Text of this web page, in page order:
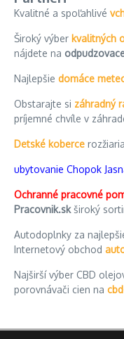
Kvalitné a spoľahlivé
Široký výber kvalitných
nájdete na
Najlepšie domáce
Obstarajte si záhradný
príjemné chvíle v
Detské koberce
ubytovanie Chopok
Ochranné pracovné
Pracovnik.skširoký
Autodoplnky za
Internetový obchod
Najširší výber CBD
porovnávači cien na